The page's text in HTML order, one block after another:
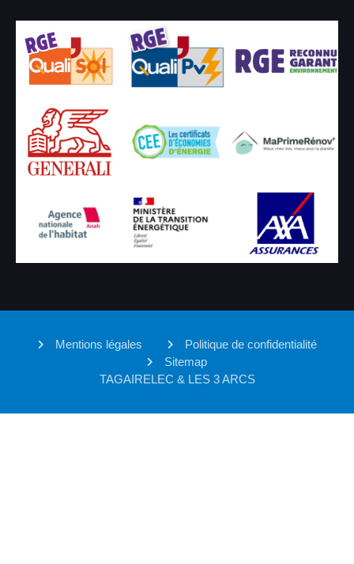
Mentions légales
Politique de confidentialité
Sitemap
TAGAIRELEC & LES 3 ARCS